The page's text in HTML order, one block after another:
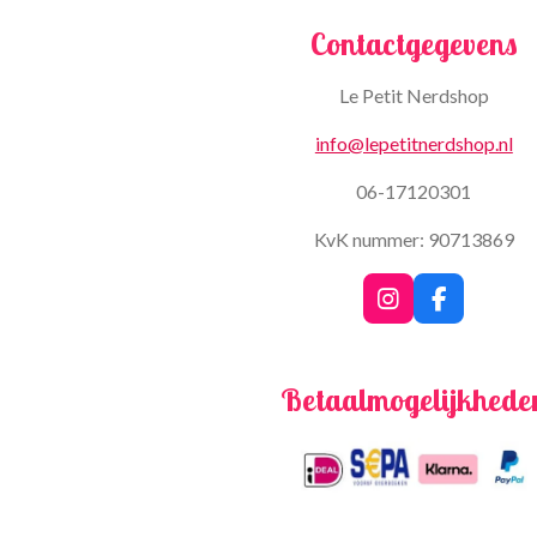
Contactgegevens
Le Petit Nerdshop
info@lepetitnerdshop.nl
06-17120301
KvK nummer: 90713869
I
n
a
r
a
m
F
a
b
o
k